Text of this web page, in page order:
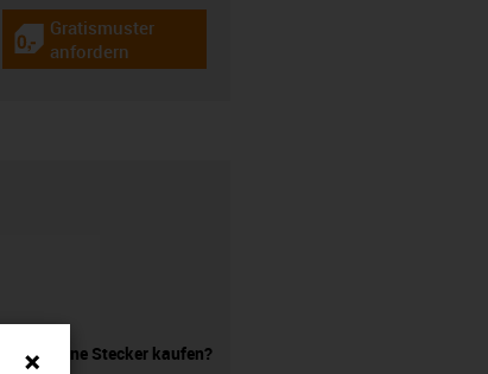
igus-icon-gratismuster
Gratismuster
anfordern
Leitung ohne Stecker kaufen?